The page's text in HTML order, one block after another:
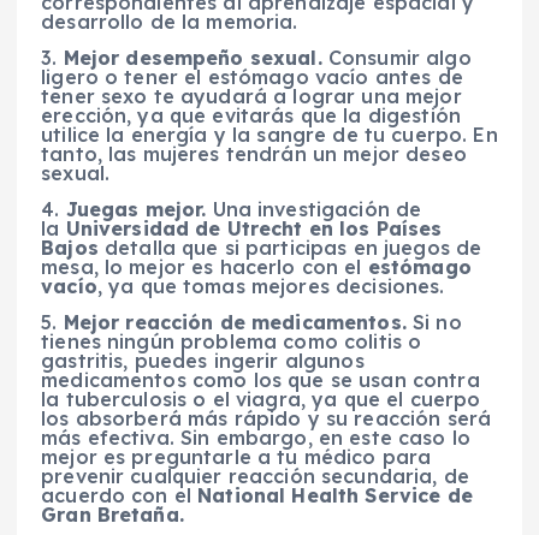
desarrollo de la memoria.
3. Mejor desempeño sexual.Consumir algo
ligero o tener el estómago vacío antes de
tener sexo te ayudará a lograr una mejor
erección, ya que evitarás que la digestión
utilice la energía y la sangre de tu cuerpo. En
tanto, las mujeres tendrán un mejor deseo
sexual.
4. Juegas mejor. Una investigación de
la Universidad de Utrecht en los Países
Bajos detalla que si participas en juegos de
mesa, lo mejor es hacerlo con el estómago
vacío, ya que tomas mejores decisiones.
5. Mejor reacción de medicamentos.Si no
tienes ningún problema como colitis o
gastritis, puedes ingerir algunos
medicamentos como los que se usan contra
la tuberculosis o el viagra, ya que el cuerpo
los absorberá más rápido y su reacción será
más efectiva. Sin embargo, en este caso lo
mejor es preguntarle a tu médico para
prevenir cualquier reacción secundaria, de
acuerdo con el National Health Service de
Gran Bretaña.